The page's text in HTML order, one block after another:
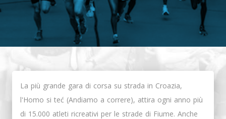
La più grande gara di corsa su strada in Croazia,
l'Homo si teć (Andiamo a correre), attira ogni anno più
di 15.000 atleti ricreativi per le strade di Fiume. Anche